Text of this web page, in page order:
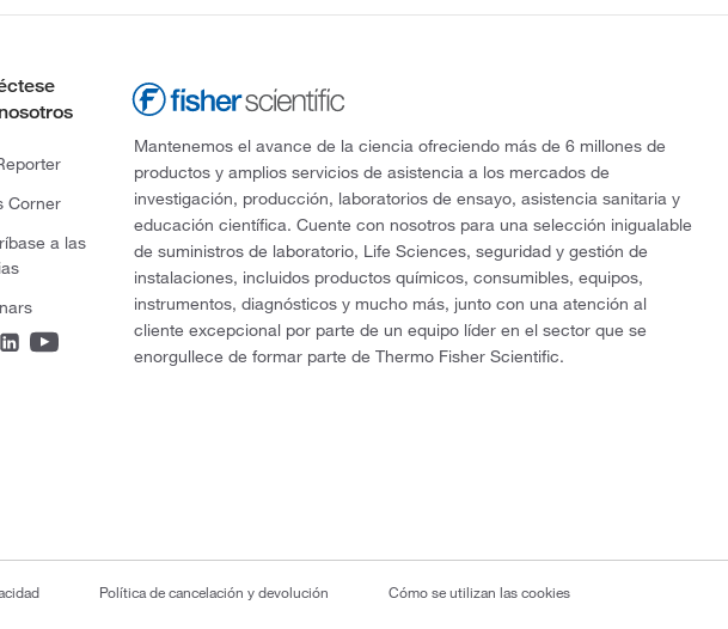
Corner
a las
Mantenemos el avance de la ciencia ofreciendo más de 6 millones de
productos y amplios servicios de asistencia a los mercados de
investigación, producción, laboratorios de ensayo, asistencia sanitaria y
educación científica. Cuente con nosotros para una selección inigualable
de suministros de laboratorio, Life Sciences, seguridad y gestión de
instalaciones, incluidos productos químicos, consumibles, equipos,
instrumentos, diagnósticos y mucho más, junto con una atención al
cliente excepcional por parte de un equipo líder en el sector que se
enorgullece de formar parte de Thermo Fisher Scientific.
Política de cancelación y devolución Cómo se utilizan las cookies